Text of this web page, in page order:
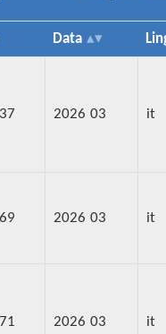
Data
2026 03 it
2026 03 it
2026 03 it